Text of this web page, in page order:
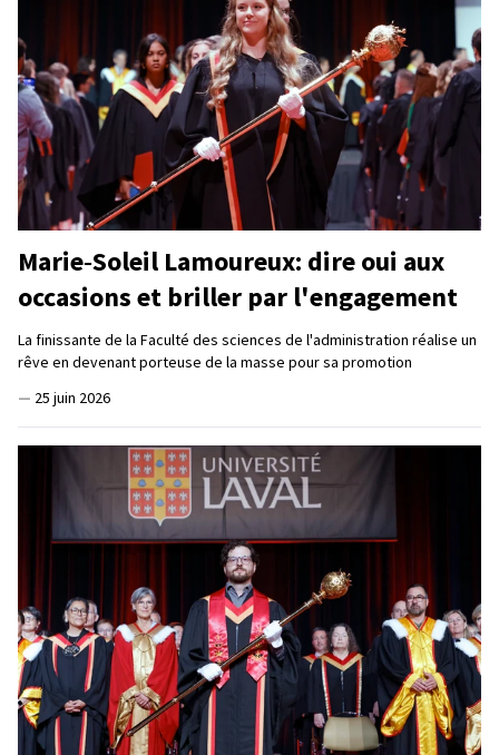
Marie‑Soleil Lamoureux: dire oui aux
occasions et briller par l'engagement
La finissante de la Faculté des sciences de l'administration réalise un
rêve en devenant porteuse de la masse pour sa promotion
— 25 juin 2026